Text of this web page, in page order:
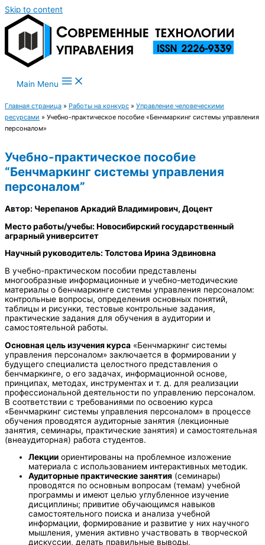
Skip to content
Main Menu
Главная страница » Работы на конкурс » Управление человеческими
ресурсами » Учебно-практическое пособие «Бенчмаркинг системы управления
персоналом»
Учебно-практическое пособие
“Бенчмаркинг системы управления
персоналом”
Автор: Черепанов Аркадий Владимирович, Доцент
Место работы/учебы: Новосибирский государственный
аграрный университет
Научный руководитель: Толстова Ирина Эдвиновна
В учебно-практическом пособии представлены
многообразные информационные и учебно-методические
материалы о бенчмаркинге системы управления персоналом:
контрольные вопросы, определения основных понятий,
таблицы и рисунки, тестовые контрольные задания,
практические задания для обучения в аудитории и
самостоятельной работы.
Основная цель изучения курса «Бенчмаркинг системы
управления персоналом» заключается в формировании у
будущего специалиста целостного представления о
бенчмаркинге, о его задачах, информационной основе,
принципах, методах, инструментах и т. д. для реализации
профессиональной деятельности по управлению персоналом.
В соответствии с требованиями по освоению курса
«Бенчмаркинг системы управления персоналом» в процессе
обучения проводятся аудиторные занятия (лекционные
занятия, семинары, практические занятия) и самостоятельная
(внеаудиторная) работа студентов.
Лекции ориентированы на проблемное изложение
материала с использованием интерактивных методик.
Аудиторные практические занятия (семинары)
проводятся по основным вопросам (темам) учебной
программы и имеют целью углубленное изучение
дисциплины; привитие обучающимся навыков
самостоятельного поиска и анализа учебной
информации, формирование и развитие у них научного
мышления, умения активно участвовать в творческой
дискуссии, делать правильные выводы,